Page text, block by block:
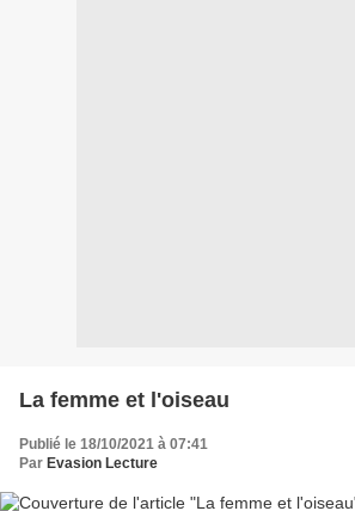
La femme et l'oiseau
Publié le 18/10/2021 à 07:41
Par Evasion Lecture